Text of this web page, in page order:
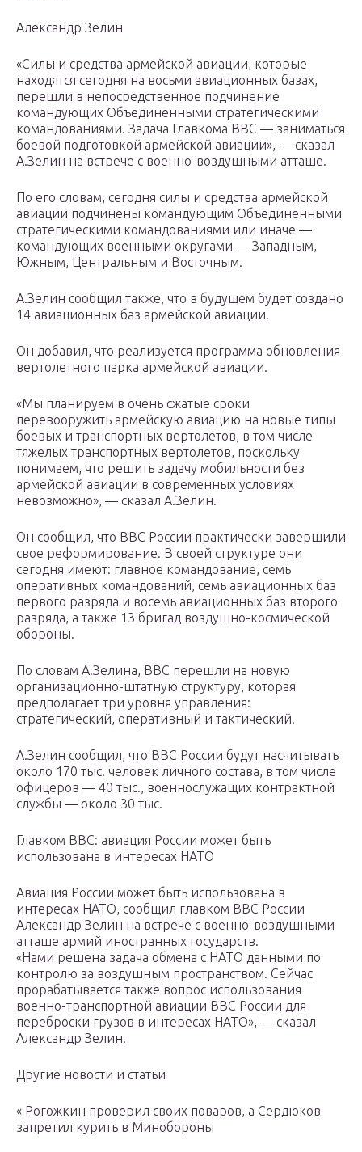
Александр Зелин
«Силы и средства армейской авиации, которые
находятся сегодня на восьми авиационных базах,
перешли в непосредственное подчинение
командующих Объединенными стратегическими
командованиями. Задача Главкома ВВС — заниматься
боевой подготовкой армейской авиации», — сказал
А.Зелин на встрече с военно-воздушными атташе.
По его словам, сегодня силы и средства армейской
авиации подчинены командующим Объединенными
стратегическими командованиями или иначе —
командующих военными округами — Западным,
Южным, Центральным и Восточным.
А.Зелин сообщил также, что в будущем будет создано
14 авиационных баз армейской авиации.
Он добавил, что реализуется программа обновления
вертолетного парка армейской авиации.
«Мы планируем в очень сжатые сроки
перевооружить армейскую авиацию на новые типы
боевых и транспортных вертолетов, в том числе
тяжелых транспортных вертолетов, поскольку
понимаем, что решить задачу мобильности без
армейской авиации в современных условиях
невозможно», — сказал А.Зелин.
Он сообщил, что ВВС России практически завершили
свое реформирование. В своей структуре они
сегодня имеют: главное командование, семь
оперативных командований, семь авиационных баз
первого разряда и восемь авиационных баз второго
разряда, а также 13 бригад воздушно-космической
обороны.
По словам А.Зелина, ВВС перешли на новую
организационно-штатную структуру, которая
предполагает три уровня управления:
стратегический, оперативный и тактический.
А.Зелин сообщил, что ВВС России будут насчитывать
около 170 тыс. человек личного состава, в том числе
офицеров — 40 тыс., военнослужащих контрактной
службы — около 30 тыс.
Главком ВВС: авиация России может быть
использована в интересах НАТО
Авиация России может быть использована в
интересах НАТО, сообщил главком ВВС России
Александр Зелин на встрече с военно-воздушными
атташе армий иностранных государств.
«Нами решена задача обмена с НАТО данными по
контролю за воздушным пространством. Сейчас
прорабатывается также вопрос использования
военно-транспортной авиации ВВС России для
переброски грузов в интересах НАТО», — сказал
Александр Зелин.
Другие новости и статьи
« Рогожкин проверил своих поваров, а Сердюков
запретил курить в Минобороны